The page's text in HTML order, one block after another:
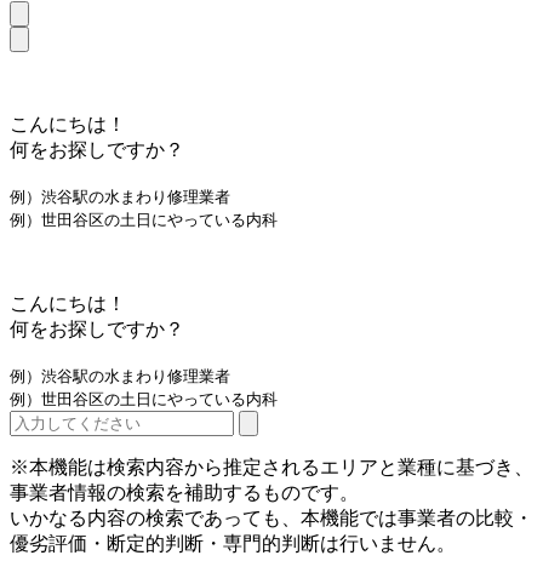
こんにちは！
何をお探しですか？
例）渋谷駅の水まわり修理業者
例）世田谷区の土日にやっている内科
こんにちは！
何をお探しですか？
例）渋谷駅の水まわり修理業者
例）世田谷区の土日にやっている内科
※本機能は検索内容から推定されるエリアと業種に基づき、
事業者情報の検索を補助するものです。
いかなる内容の検索であっても、本機能では事業者の比較・
優劣評価・断定的判断・専門的判断は行いません。